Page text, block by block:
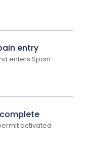
entry
enters Spain
activated